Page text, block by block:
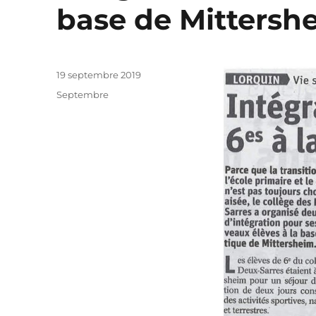
base de
Publié
19 septembre 2019
Catégories
Septembre